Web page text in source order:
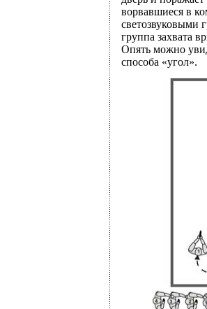
ворвавшиеся в
светозвуковыми
группа захвата
Опять можно
способа «угол».